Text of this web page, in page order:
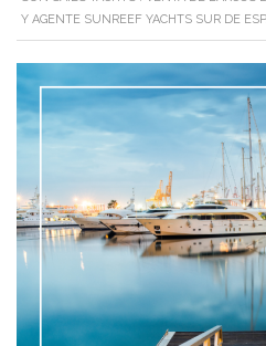
Y AGENTE SUNREEF YACHTS SUR DE